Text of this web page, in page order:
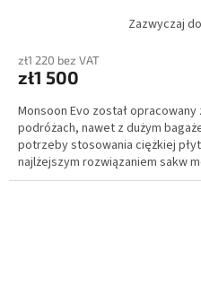
Zazwyczaj
zł1 220 bez VAT
zł1 500
Monsoon Evo został
podróżach, nawet z dużym
potrzeby stosowania ciężkiej
najlżejszym rozwiązaniem sakw
segmencie wysokiej jakości.